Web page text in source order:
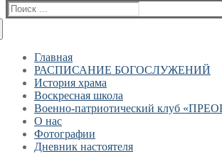
Найти:
Главная
РАСПИСАНИЕ БОГОСЛУЖЕНИЙ
История храма
Воскресная школа
Военно-патриотический клуб
О нас
Фотографии
Дневник настоятеля